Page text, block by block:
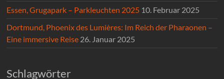
Essen, Grugapark – Parkleuchten 2025 10. Februar 2025
Dortmund, Phoenix des Lumières: Im Reich der Pharaonen –
Eine immersive Reise 26. Januar 2025
Schlagwörter